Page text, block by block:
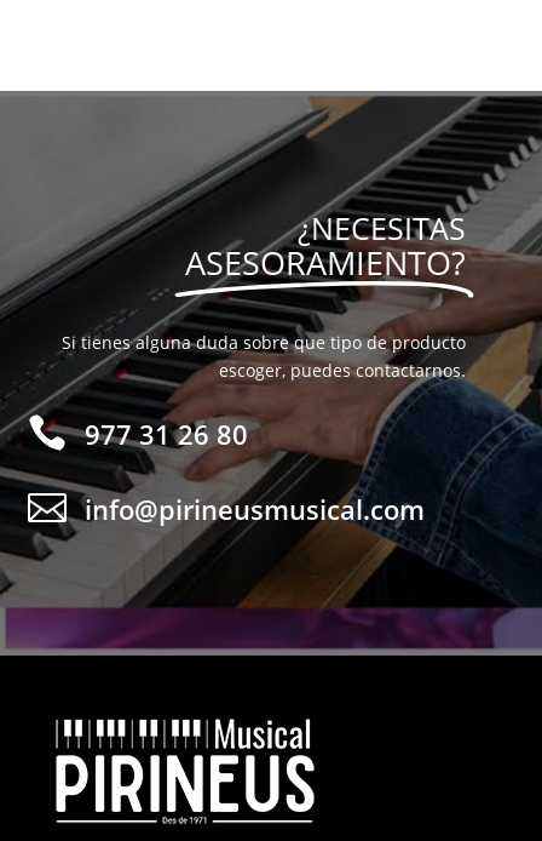
¿NECESITAS
ASESORAMIENTO?
Si tienes alguna duda sobre que tipo de producto
escoger, puedes contactarnos.
 977 31 26 80
 info@pirineusmusical.com